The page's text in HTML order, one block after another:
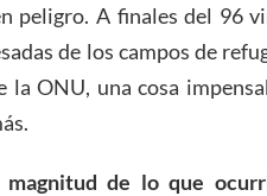
peligro. A finales del 96
de los campos de
la ONU, una cosa
magnitud de lo que